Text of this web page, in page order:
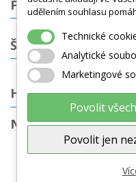
FILTROVÁNÍ
ŠTÍTKY
HRY V KOLEKTIVU
NEJPRODÁVANĚJŠÍ
GONGE
padák -
udělením souhlasu
Technické
Analytické
Marketingové
Povolit
Povolit jen